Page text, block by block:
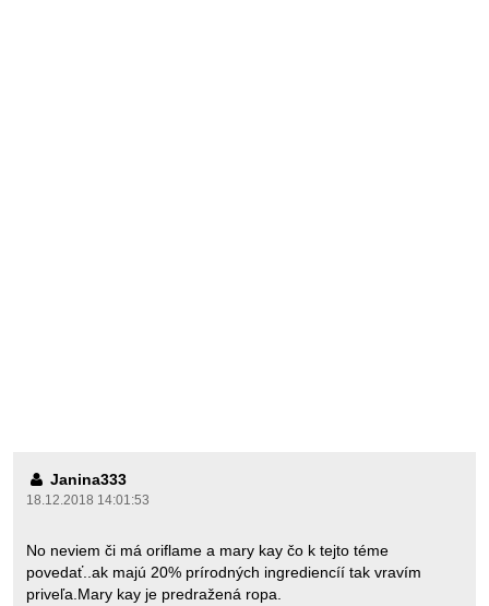
Janina333
18.12.2018 14:01:53
No neviem či má oriflame a mary kay čo k tejto téme
povedať..ak majú 20% prírodných ingrediencíí tak vravím
priveľa.Mary kay je predražená ropa.